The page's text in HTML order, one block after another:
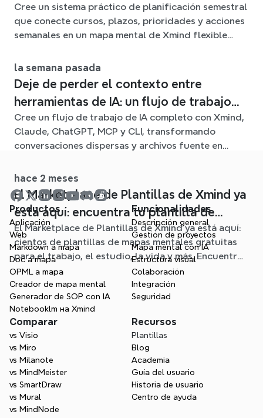
día
Cree un sistema práctico de planificación semestral
que conecte cursos, plazos, prioridades y acciones
semanales en un mapa mental de Xmind flexible
la semana pasada
Deje de perder el contexto entre
herramientas de IA: un flujo de trabajo
conectado con Xmind
Cree un flujo de trabajo de IA completo con Xmind,
Claude, ChatGPT, MCP y CLI, transformando
conversaciones dispersas y archivos fuente en
hace 2 meses
El Marketplace de Plantillas de Xmind ya
está aquí: encuentra tu plantilla de
mapa mental para cualquier situación
El Marketplace de Plantillas de Xmind ya está aquí:
cientos de plantillas de mapas mentales gratuitas
para el trabajo, el estudio, la vida y más. Encuentra
el punto de partida ideal y olvídate de la página en
blanco.
Productos
Aplicación
Web
Markdown a mapa
Doc a mapa
OPML a mapa
Creador de mapa mental
Generador de SOP con IA
Notebooklm на Xmind
Funcionalidades
Descripción general
Gestión de proyectos
Mapa mental con IA
Estructura visual
Colaboración
Integración
Seguridad
Comparar
vs Visio
vs Miro
vs Milanote
vs MindMeister
vs SmartDraw
vs Mural
vs MindNode
Recursos
Plantillas
Blog
Academia
Guía del usuario
Historia de usuario
Centro de ayuda